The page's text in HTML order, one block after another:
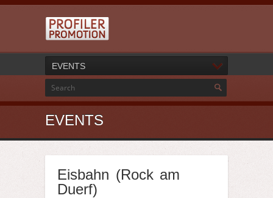
EVENTS
EVENTS
Eisbahn (Rock am
Duerf)